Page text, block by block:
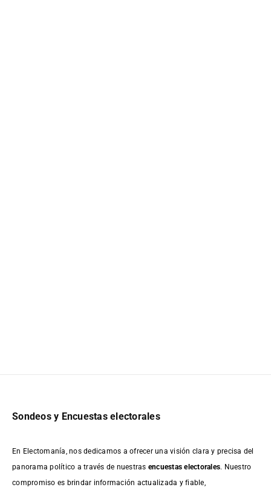
Sondeos y Encuestas electorales
En Electomanía, nos dedicamos a ofrecer una visión clara y precisa del
panorama político a través de nuestras encuestas electorales. Nuestro
compromiso es brindar información actualizada y fiable,